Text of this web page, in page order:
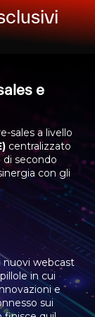
e
sales a livello
centralizzato
di secondo
con gli
nuovi webcast
in cui
e
sui